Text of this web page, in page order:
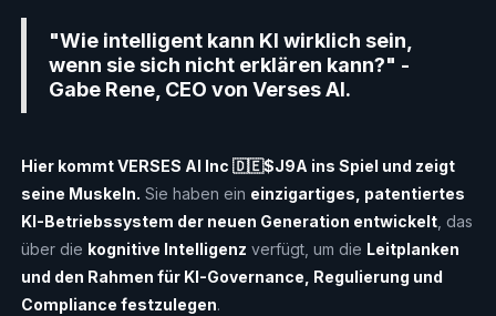
"Wie intelligent kann KI wirklich sein,
wenn sie sich nicht erklären kann?" -
Gabe Rene, CEO von Verses AI.
Hier kommt VERSES AI Inc 🇩🇪$J9A ins Spiel und zeigt
seine Muskeln. Sie haben ein einzigartiges, patentiertes
KI-Betriebssystem der neuen Generation entwickelt, das
über die kognitive Intelligenz verfügt, um die Leitplanken
und den Rahmen für KI-Governance, Regulierung und
Compliance festzulegen.